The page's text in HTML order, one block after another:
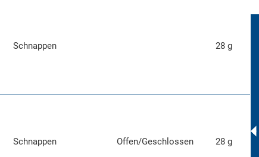
Schnappen 28 g
Schnappen Offen/Geschlossen 28 g